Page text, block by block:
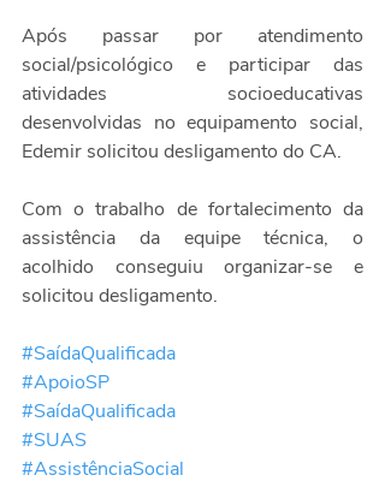
Após passar por atendimento
social/psicológico e participar das
atividades socioeducativas
desenvolvidas no equipamento social,
Edemir solicitou desligamento do CA.
Com o trabalho de fortalecimento da
assistência da equipe técnica, o
acolhido conseguiu organizar-se e
solicitou desligamento.
#SaídaQualificada
#ApoioSP
#SaídaQualificada
#SUAS
#AssistênciaSocial